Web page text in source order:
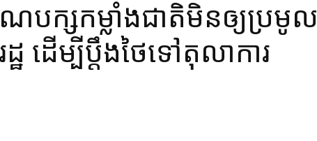
គណបក្ស​កម្លាំង​ជាតិ​មិន​ឲ្យ​ប្រមូល​
ឋ ដើម្បី​ប្តឹង​ថៃ​ទៅ​តុលាការ​